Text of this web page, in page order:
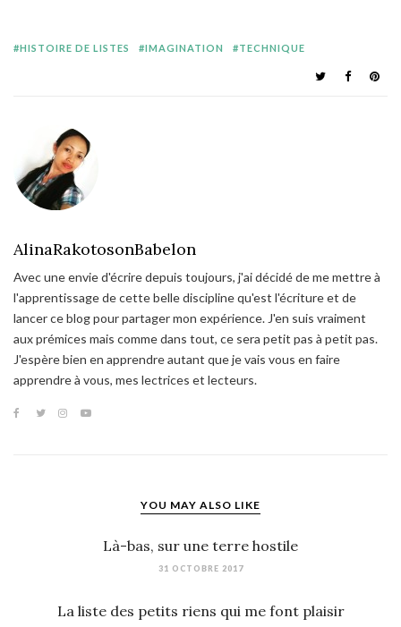
HISTOIRE DE LISTES IMAGINATION TECHNIQUE
AlinaRakotosonBabelon
Avec une envie d'écrire depuis toujours, j'ai décidé de me mettre à
l'apprentissage de cette belle discipline qu'est l'écriture et de
lancer ce blog pour partager mon expérience. J'en suis vraiment
aux prémices mais comme dans tout, ce sera petit pas à petit pas.
J'espère bien en apprendre autant que je vais vous en faire
apprendre à vous, mes lectrices et lecteurs.
YOU MAY ALSO LIKE
Là-bas, sur une terre hostile
31 OCTOBRE 2017
La liste des petits riens qui me font plaisir